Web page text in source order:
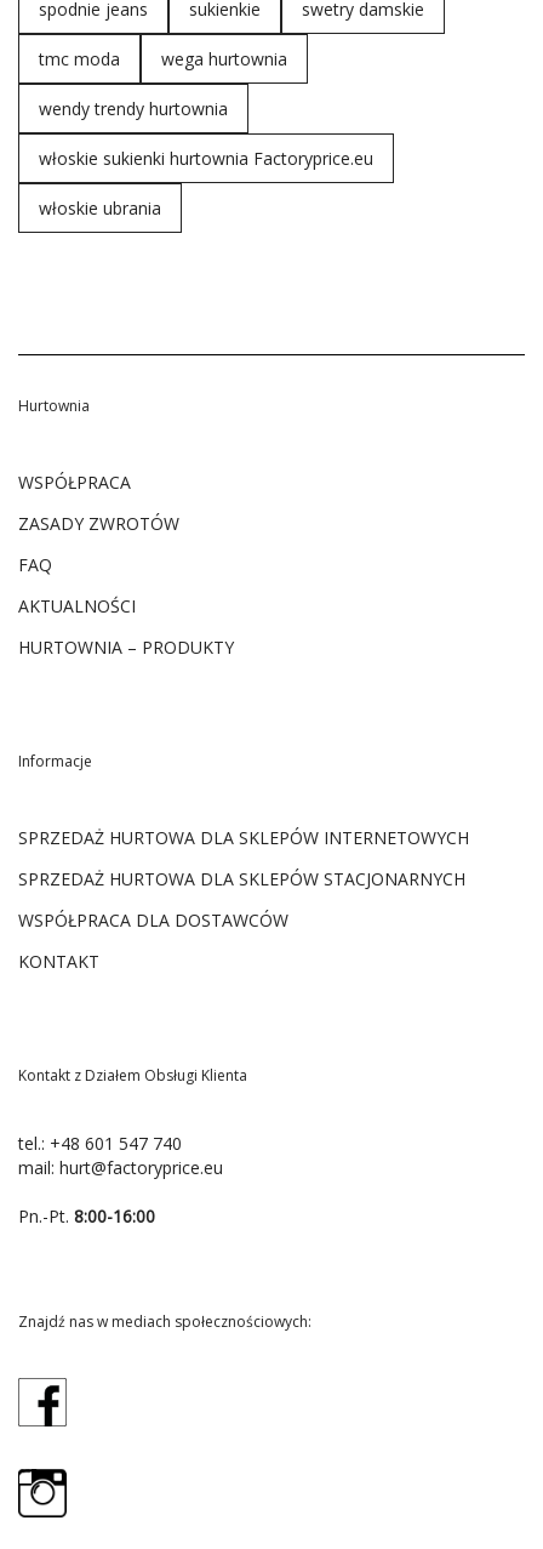
spodnie jeans sukienkie swetry damskie
tmc moda wega hurtownia
wendy trendy hurtownia
włoskie sukienki hurtownia Factoryprice.eu
włoskie ubrania
Hurtownia
WSPÓŁPRACA
ZASADY ZWROTÓW
FAQ
AKTUALNOŚCI
HURTOWNIA – PRODUKTY
Informacje
SPRZEDAŻ HURTOWA DLA SKLEPÓW INTERNETOWYCH
SPRZEDAŻ HURTOWA DLA SKLEPÓW STACJONARNYCH
WSPÓŁPRACA DLA DOSTAWCÓW
KONTAKT
Kontakt z Działem Obsługi Klienta
tel.: +48 601 547 740
mail: hurt@factoryprice.eu
Pn.-Pt. 8:00-16:00
Znajdź nas w mediach społecznościowych: